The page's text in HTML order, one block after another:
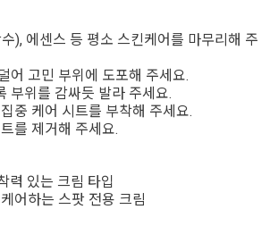
), 에센스 등 평소 스킨케어를 마무리해 주
고민 부위에 도포해 주세요.
위를 감싸듯 발라 주세요.
중 케어 시트를 부착해 주세요.
를 제거해 주세요.
력 있는 크림 타입
어하는 스팟 전용 크림